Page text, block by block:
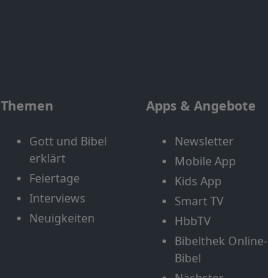
Themen
Gott und Bibel
erklärt
Feiertage
Interviews
Neuigkeiten
Apps & Angebote
Newsletter
Mobile App
Kids App
Smart TV
HbbTV
Bibelthek Online-
Bibel